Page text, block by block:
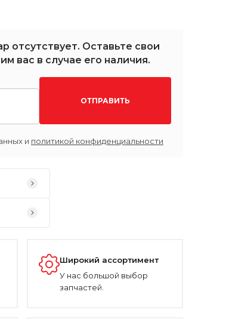
отсутствует. Оставьте свои
вас в случае его наличия.
ОТПРАВИТЬ
и политикой конфиденциальности
Широкий ассортимент
У нас большой выбор
запчастей.